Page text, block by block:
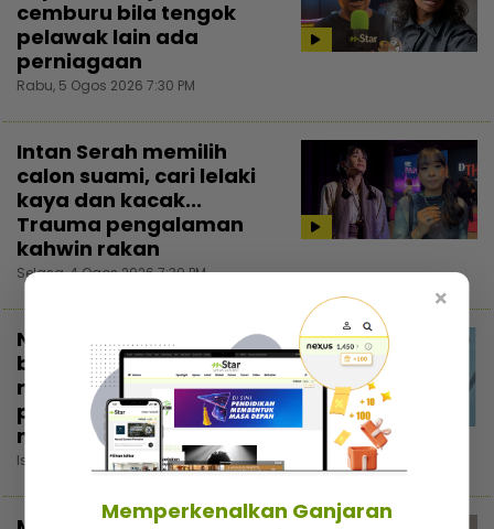
cemburu bila tengok
pelawak lain ada
perniagaan
Rabu, 5 Ogos 2026 7:30 PM
Intan Serah memilih
calon suami, cari lelaki
kaya dan kacak...
Trauma pengalaman
kahwin rakan
Selasa, 4 Ogos 2026 7:30 PM
3:02
Nadzmi Adhwa bagi
bantuan bukan untuk
menunjuk, niat cari
pahala... Kongsi di
media sosial elak fitnah
Isnin, 3 Ogos 2026 5:30 PM
×
Memperkenalkan Ganjaran